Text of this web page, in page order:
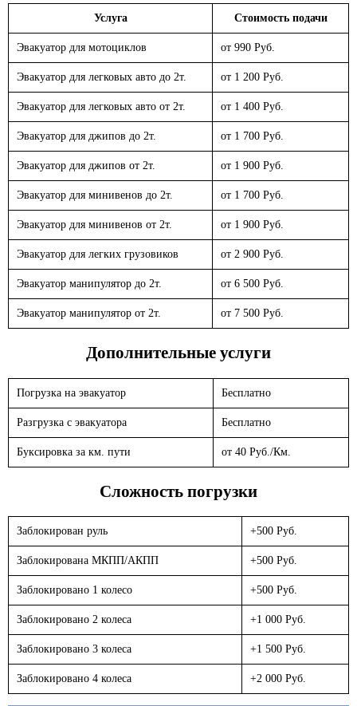
Услуга Стоимость подачи
Эвакуатор для мотоциклов от 990 Руб.
Эвакуатор для легковых авто до 2т. от 1 200 Руб.
Эвакуатор для легковых авто от 2т. от 1 400 Руб.
Эвакуатор для джипов до 2т. от 1 700 Руб.
Эвакуатор для джипов от 2т. от 1 900 Руб.
Эвакуатор для минивенов до 2т. от 1 700 Руб.
Эвакуатор для минивенов от 2т. от 1 900 Руб.
Эвакуатор для легких грузовиков от 2 900 Руб.
Эвакуатор манипулятор до 2т. от 6 500 Руб.
Эвакуатор манипулятор от 2т. от 7 500 Руб.
Дополнительные услуги
Погрузка на эвакуатор Бесплатно
Разгрузка с эвакуатора Бесплатно
Буксировка за км. пути от 40 Руб./Км.
Сложность погрузки
Заблокирован руль +500 Руб.
Заблокирована МКПП/АКПП +500 Руб.
Заблокировано 1 колесо +500 Руб.
Заблокировано 2 колеса +1 000 Руб.
Заблокировано 3 колеса +1 500 Руб.
Заблокировано 4 колеса +2 000 Руб.